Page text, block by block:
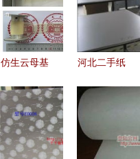
仿生云母基
超韧与高压
绝缘的突破
河北二手纸
供求信息与